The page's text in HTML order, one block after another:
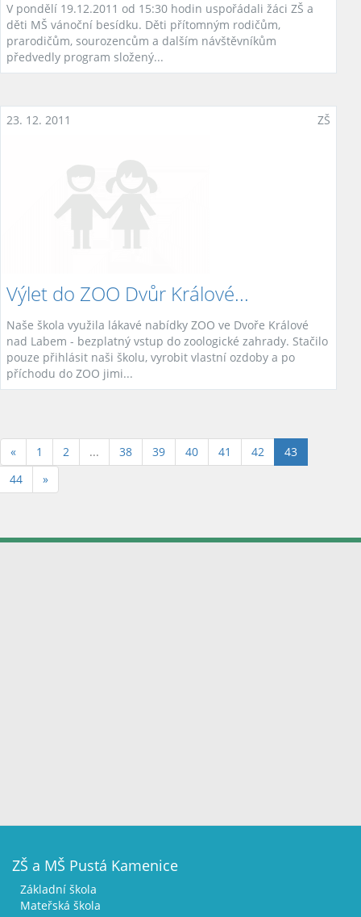
V pondělí 19.12.2011 od 15:30 hodin uspořádali žáci ZŠ a
děti MŠ vánoční besídku. Děti přítomným rodičům,
prarodičům, sourozencům a dalším návštěvníkům
předvedly program složený...
23. 12. 2011 ZŠ
Výlet do ZOO Dvůr Králové...
Naše škola využila lákavé nabídky ZOO ve Dvoře Králové
nad Labem - bezplatný vstup do zoologické zahrady. Stačilo
pouze přihlásit naši školu, vyrobit vlastní ozdoby a po
příchodu do ZOO jimi...
« 1 2 ... 38 39 40 41 42 43(aktuální)
44
»
ZŠ a MŠ Pustá Kamenice
Základní škola
Mateřská škola